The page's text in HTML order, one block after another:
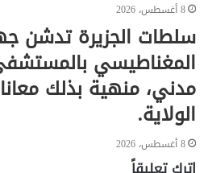
8 أغسطس، 2026
سلطات الجزيرة تدشن
المغناطيسي
مدني، منهية بذلك
الولاية.
8 أغسطس، 2026